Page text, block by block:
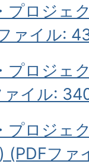
プロジェ
ァイル:
プロジェ
イル:
プロジェ
(PDFファ